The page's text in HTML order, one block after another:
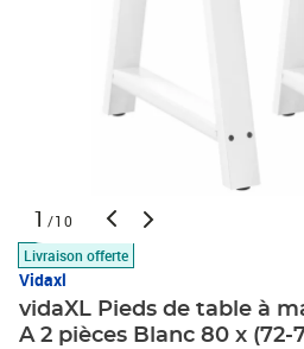
1 /10
Livraison offerte
Vidaxl
vidaXL Pieds de table à
A 2 pièces Blanc 80 x (72-